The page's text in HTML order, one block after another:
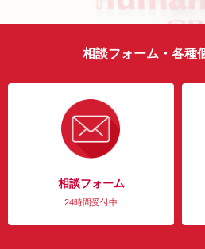
相談フォーム・各種
相談フォーム
24時間受付中